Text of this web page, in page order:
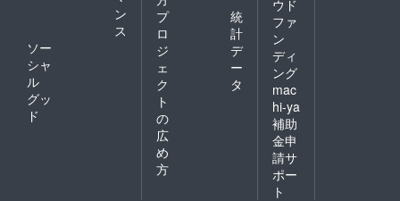
ン
ス
ソー
シャ
ル
グッ
ド
プ
ロ
ジ
ェ
ク
ト
の
広
め
方
統
計
デ
ー
タ
ウド
ファ
ン
ディ
ング
mac
hi-ya
補助
金申
請サ
ポー
ト